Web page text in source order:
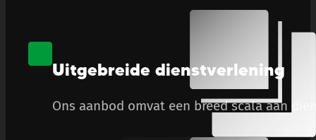
Uitgebreide dienstverlening
Ons aanbod omvat een breed scala aan